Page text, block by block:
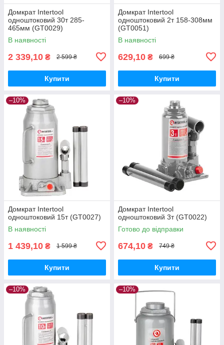
Домкрат Intertool
одноштоковий 30т 285-
465мм (GT0029)
В наявності
2 339,10 ₴ 2 599 ₴
Купити
Домкрат Intertool
одноштоковий 2т 158-308мм
(GT0051)
В наявності
629,10 ₴ 699 ₴
Купити
–10%
Домкрат Intertool
одноштоковий 15т (GT0027)
В наявності
1 439,10 ₴ 1 599 ₴
Купити
–10%
Домкрат Intertool
одноштоковий 3т (GT0022)
Готово до відправки
674,10 ₴ 749 ₴
Купити
–10% –10%